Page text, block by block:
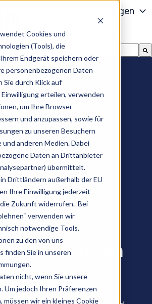
Cookies und
(Tools), die
Endgerät speichern oder
personenbezogenen Daten
Sie durch Klick auf
Einwilligung erteilen, verwenden
um Ihre Browser-
und anzupassen, sowie für
zu unseren Besuchern
anderen Medien. Dabei
Daten an Drittanbieter
übermittelt.
Drittländern außerhalb der EU
Ihre Einwilligung jederzeit
Zukunft widerrufen. Bei
verwenden wir
notwendige Tools.
zu den von uns
finden Sie in unseren
nicht, wenn Sie unsere
Um jedoch Ihren Präferenzen
müssen wir ein kleines Cookie
Unsere Dienstleistungen
Kontakt
mit einer automatischen
da das Suchfeld leer ist.
&
einfach,
erfassen
Teams, Zeit effizient zu